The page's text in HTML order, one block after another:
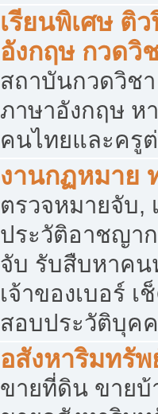
เรียนพิเศษ ติ
อังกฤษ กวดวิ
สถาบันกวดวิช
ภาษาอังกฤษ ห
คนไทยและครู
งานกฏหมาย
ตรวจหมายจับ,
ประวัติอาชญา
จับ รับสืบหาคน
เจ้าของเบอร์
สอบประวัติบุค
อสังหาริมทรัพ
ขายที่ดิน ขายบ้